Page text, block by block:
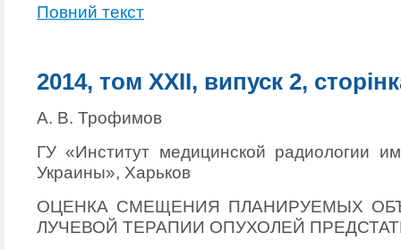
Повний текст
2014, том XXII, випуск 2,
А. В. Трофимов
ГУ «Институт медицинской радиологии
Украины», Харьков
ОЦЕНКА СМЕЩЕНИЯ ПЛАНИРУЕМЫХ
ЛУЧЕВОЙ ТЕРАПИИ ОПУХОЛЕЙ